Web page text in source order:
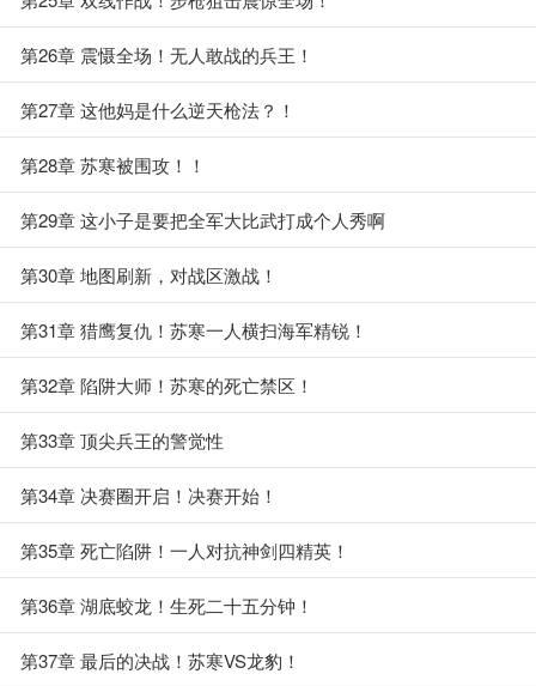
第26章 震慑全场！无人敢战的兵王！
第27章 这他妈是什么逆天枪法？！
第28章 苏寒被围攻！！
第29章 这小子是要把全军大比武打成个人秀啊
第30章 地图刷新，对战区激战！
第31章 猎鹰复仇！苏寒一人横扫海军精锐！
第32章 陷阱大师！苏寒的死亡禁区！
第33章 顶尖兵王的警觉性
第34章 决赛圈开启！决赛开始！
第35章 死亡陷阱！一人对抗神剑四精英！
第36章 湖底蛟龙！生死二十五分钟！
第37章 最后的决战！苏寒VS龙豹！